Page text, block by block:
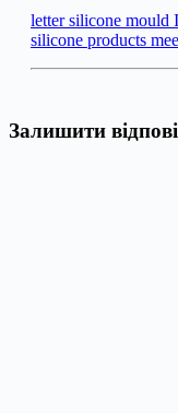
letter silicone mould
silicone products
Залишити